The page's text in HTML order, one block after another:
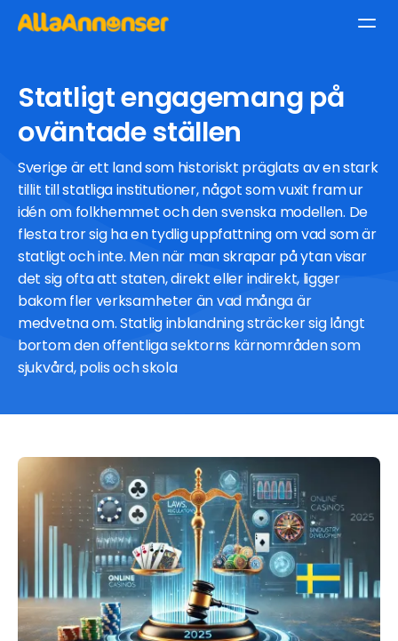
Statligt engagemang på
oväntade ställen
Sverige är ett land som historiskt präglats av en stark
tillit till statliga institutioner, något som vuxit fram ur
idén om folkhemmet och den svenska modellen. De
flesta tror sig ha en tydlig uppfattning om vad som är
statligt och inte. Men när man skrapar på ytan visar
det sig ofta att staten, direkt eller indirekt, ligger
bakom fler verksamheter än vad många är
medvetna om. Statlig inblandning sträcker sig långt
bortom den offentliga sektorns kärnområden som
sjukvård, polis och skola